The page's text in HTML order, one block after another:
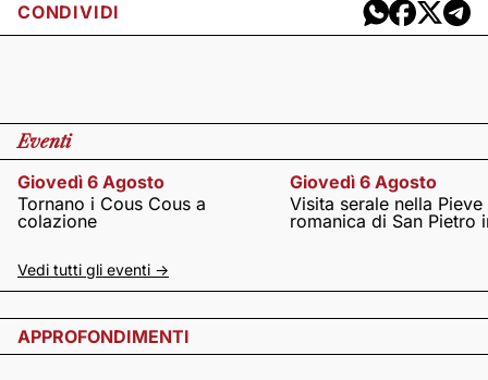
CONDIVIDI
Eventi
Giovedì 6 Agosto
Tornano i Cous Cous a
colazione
Giovedì 6 Agosto
Visita serale nella Pieve
romanica di San Pietro
Vedi tutti gli eventi ->
APPROFONDIMENTI